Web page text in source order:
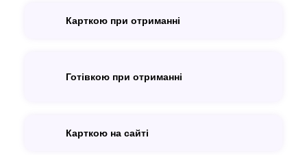
Карткою при отриманні
Готівкою при отриманні
Карткою на сайті